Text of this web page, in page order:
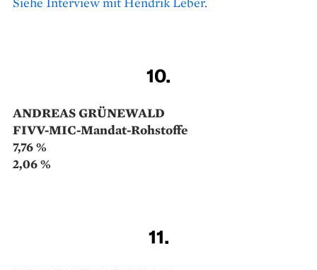
HENDRIK LEBER
Acatis Datini Valueflex Fonds
Hendrik Leber ist der vielleicht bekannteste